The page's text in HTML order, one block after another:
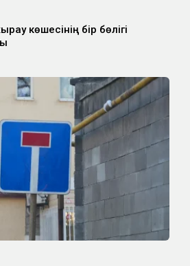
көшесінің бір бөлігі